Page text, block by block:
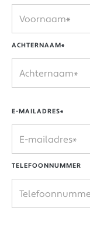
ACHTERNAAM*
E-MAILADRES*
TELEFOONNUMMER